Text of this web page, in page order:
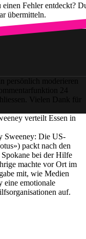
Fehler entdeckt?
übermitteln.
moderieren
24
Vielen Dank für
verteilt Essen in
Sweeney: Die US-
packt nach den
bei der Hilfe
machte vor Ort im
mit, wie Medien
eine emotionale
auf.